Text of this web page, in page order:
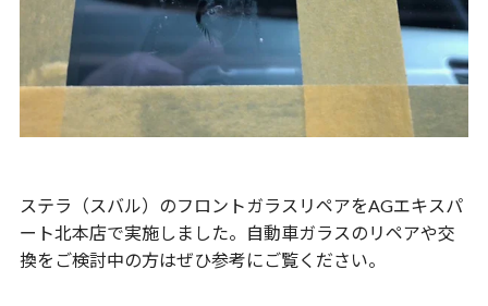
ステラ（スバル）のフロントガラスリペアをAGエキスパ
ート北本店で実施しました。自動車ガラスのリペアや交
換をご検討中の方はぜひ参考にご覧ください。